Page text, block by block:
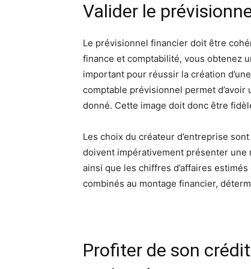
Valider le
Le prévisionnel financier doit être
finance et comptabilité, vous obtenez
important pour réussir la création
comptable prévisionnel permet
donné. Cette image doit donc être
Les choix du créateur d’entreprise
doivent impérativement présenter une
ainsi que les chiffres d’affaires
combinés au montage financier,
Profiter de son